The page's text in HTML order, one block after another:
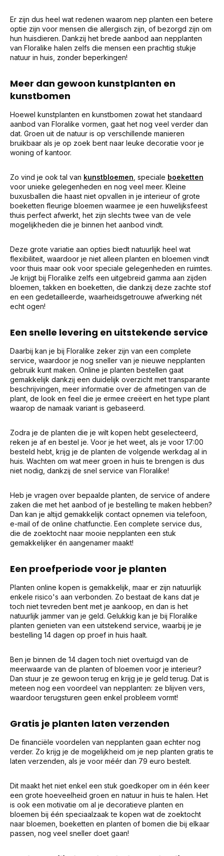
Er zijn dus heel wat redenen waarom nep planten een betere
optie zijn voor mensen die allergisch zijn, of bezorgd zijn om
hun huisdieren. Dankzij het brede aanbod aan nepplanten
van Floralike halen zelfs die mensen een prachtig stukje
natuur in huis, zonder beperkingen!
Meer dan gewoon kunstplanten en
kunstbomen
Hoewel kunstplanten en kunstbomen zowat het standaard
aanbod van Floralike vormen, gaat het nog veel verder dan
dat. Groen uit de natuur is op verschillende manieren
bruikbaar als je op zoek bent naar leuke decoratie voor je
woning of kantoor.
Zo vind je ook tal van kunstbloemen , speciale boeketten
voor unieke gelegenheden en nog veel meer. Kleine
buxusballen die haast niet opvallen in je interieur of grote
boeketten fleurige bloemen waarmee je een huwelijksfeest
thuis perfect afwerkt, het zijn slechts twee van de vele
mogelijkheden die je binnen het aanbod vindt.
Deze grote variatie aan opties biedt natuurlijk heel wat
flexibiliteit, waardoor je niet alleen planten en bloemen vindt
voor thuis maar ook voor speciale gelegenheden en ruimtes.
Je krijgt bij Floralike zelfs een uitgebreid gamma aan zijden
bloemen, takken en boeketten, die dankzij deze zachte stof
en een gedetailleerde, waarheidsgetrouwe afwerking nét
echt ogen!
Een snelle levering en uitstekende service
Daarbij kan je bij Floralike zeker zijn van een complete
service, waardoor je nog sneller van je nieuwe nepplanten
gebruik kunt maken. Online je planten bestellen gaat
gemakkelijk dankzij een duidelijk overzicht met transparante
beschrijvingen, meer informatie over de afmetingen van de
plant, de look en feel die je ermee creëert en het type plant
waarop de namaak variant is gebaseerd.
Zodra je de planten die je wilt kopen hebt geselecteerd,
reken je af en bestel je. Voor je het weet, als je voor 17:00
besteld hebt, krijg je de planten de volgende werkdag al in
huis. Wachten om wat meer groen in huis te brengen is dus
niet nodig, dankzij de snel service van Floralike!
Heb je vragen over bepaalde planten, de service of andere
zaken die met het aanbod of je bestelling te maken hebben?
Dan kan je altijd gemakkelijk contact opnemen via telefoon,
e-mail of de online chatfunctie. Een complete service dus,
die de zoektocht naar mooie nepplanten een stuk
gemakkelijker én aangenamer maakt!
Een proefperiode voor je planten
Planten online kopen is gemakkelijk, maar er zijn natuurlijk
enkele risico's aan verbonden. Zo bestaat de kans dat je
toch niet tevreden bent met je aankoop, en dan is het
natuurlijk jammer van je geld. Gelukkig kan je bij Floralike
planten genieten van een uitstekend service, waarbij je je
bestelling 14 dagen op proef in huis haalt.
Ben je binnen de 14 dagen toch niet overtuigd van de
meerwaarde van de planten of bloemen voor je interieur?
Dan stuur je ze gewoon terug en krijg je je geld terug. Dat is
meteen nog een voordeel van nepplanten: ze blijven vers,
waardoor terugsturen geen enkel probleem vormt!
Gratis je planten laten verzenden
De financiële voordelen van nepplanten gaan echter nog
verder. Zo krijg je de mogelijkheid om je nep planten gratis te
laten verzenden, als je voor méér dan 79 euro bestelt.
Dit maakt het niet enkel een stuk goedkoper om in één keer
een grote hoeveelheid groen en natuur in huis te halen. Het
is ook een motivatie om al je decoratieve planten en
bloemen bij één speciaalzaak te kopen wat de zoektocht
naar bloemen, boeketten en planten of bomen die bij elkaar
passen, nog veel sneller doet gaan!